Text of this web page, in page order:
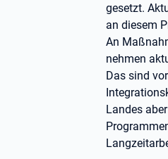
gesetzt.
an diesem
An
nehmen
Das sind
Landes